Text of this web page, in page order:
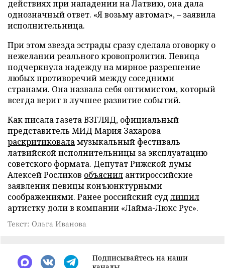
действиях при нападении на Латвию, она дала
однозначный ответ. «Я возьму автомат», – заявила
исполнительница.
При этом звезда эстрады сразу сделала оговорку о
нежелании реального кровопролития. Певица
подчеркнула надежду на мирное разрешение
любых противоречий между соседними
странами. Она назвала себя оптимистом, который
всегда верит в лучшее развитие событий.
Как писала газета ВЗГЛЯД, официальный
представитель МИД Мария Захарова
раскритиковаламузыкальный фестиваль
латвийской исполнительницы за эксплуатацию
советского формата. Депутат Рижской думы
Алексей Росликов объяснил антироссийские
заявления певицы конъюнктурными
соображениями. Ранее российский суд лишил
артистку доли в компании «Лайма-Люкс Рус».
Текст: Ольга Иванова
Подписывайтесь на наши